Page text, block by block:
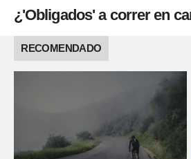
¿'Obligados' a correr en
RECOMENDADO